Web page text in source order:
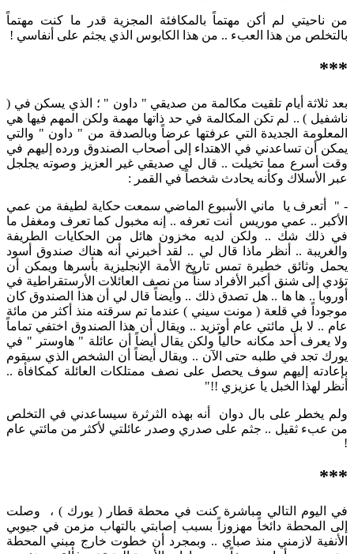
من ناحيتي لم أكن مهتماً بالمكافئة المجزية قدر ما كنت مهتماً
بالتخلص من هذا العبء .. من هذا الكابوس الذي يجثم على أنفاسي !
***
بعد ثلاثة أيام تلقيت مكالمة من صديقي " داون " ؛ الذي يسكن في (
ناشفيل ) .. لم تكن المكالمة في حد ذاتها مهمة ولكن المهم فيها هي
المعلومة الجديدة التي عرفتها عرضاً وبالصدفة من " داون " والتي
يمكن أن تساعدني في الاهتداء إلى أصحاب الصندوق ورده إليهم في
وقت أسرع مما تخيلت .. قال لي صديقي غير العزيز وصوته يجلجل
عبر الأسلاك وكأنه يحادث شخصاً في القمر :
- " أتعرف يا ماني الأسبوع الماضي سمعت حكاية لطيفة من عمي
الأكبر .. عمي موريس أنت تعرفه .. إنه مخبول كما تعرف ومغفل ما
في ذلك شك .. ولكن لديه مخزون هائل من الحكايات الطريفة
والغريبة .. أنظر ماذا قال لي .. لقد أخبرني أنه هناك صندوق أسود
يحمل وثائق خطيرة تمس تاريخ الأمة الإنجليزية بأسرها ويمكن أن
تؤدي إلى شنق أكبر الأفراد سناً من نصف العائلات الأرستقراطية في
أوروبا .. ها ها .. هل تصدق ذلك .. وأيضاً قال لي أن هذا الصندوق كان
موجوداً في قلعة ( مونت سيني ) عندما تم سرقته منذ أكثر من مائة
عام .. لا بل مائتي عام أوتزيد .. ويقال أن هذا الصندوق اختفي تماماً
ولا يعرف أحد مكانه حالياً ولكن يقال أيضاً أن عائلة " هاوستر " في
يورك تجد في طلبه حتى الآن .. ويقال أيضاً أن الشخص الذي سيقوم
بإعادته إليهم سوف يحصل على نصف ممتلكات العائلة كمكافأة ..
أنظر لهذا الخبل يا عزيزي !!"
ولم يخطر على بال دوان أنه بهذه الثرثرة سيساعدني في التخلص
من عبء ثقيل .. جثم على صدري وصدر عائلتي لأكثر من مائتي عام
!
***
في اليوم التالي مباشرة كنت في محطة قطار ( يورك ) ، وصلت
إلى المحطة دائخاً مهزوزاً بسبب إصابتي بالتهاب مزمن في جيوبي
الأنفية لازمني منذ صباي .. وبمجرد أن خطوت خارج مبني المحطة